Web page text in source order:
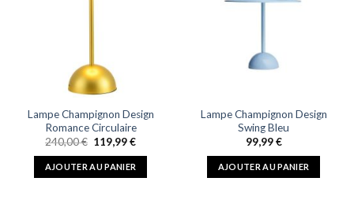
Lampe Champignon Design
Romance Circulaire
240,00€ Le
initial
était :
240,00 €.
119,99€Le
est :
119,99 €.
AJOUTER AU PANIER
Lampe Champignon Design
Swing Bleu
99,99€
AJOUTER AU PANIER